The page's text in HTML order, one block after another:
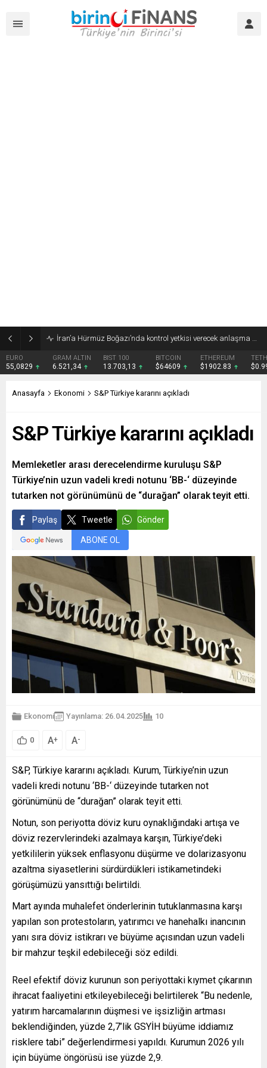
İran’a Hürmüz Boğazı’nda kontrol yetkisi verecek anlaşma masada
EURO
55,0829
GRAM ALTIN
6.521,34
BIST 100
13.703,13
BITCOIN
$64609
ETHEREUM
$1902.83
Anasayfa Ekonomi S&P Türkiye kararını açıkladı
S&P Türkiye kararını açıkladı
Memleketler arası derecelendirme kuruluşu S&P
Türkiye’nin uzun vadeli kredi notunu ‘BB-‘ düzeyinde
tutarken not görünümünü de “durağan” olarak teyit etti.
Paylaş Tweetle Gönder
ABONE OL
Ekonomi Yayınlama: 26.04.2025 10
0 A+ A-
S&P, Türkiye kararını açıkladı. Kurum, Türkiye’nin uzun
vadeli kredi notunu ‘BB-‘ düzeyinde tutarken not
görünümünü de “durağan” olarak teyit etti.
Notun, son periyotta döviz kuru oynaklığındaki artışa ve
döviz rezervlerindeki azalmaya karşın, Türkiye’deki
yetkililerin yüksek enflasyonu düşürme ve dolarizasyonu
azaltma siyasetlerini sürdürdükleri istikametindeki
görüşümüzü yansıttığı belirtildi.
Mart ayında muhalefet önderlerinin tutuklanmasına karşı
yapılan son protestoların, yatırımcı ve hanehalkı inancının
yanı sıra döviz istikrarı ve büyüme açısından uzun vadeli
bir mahzur teşkil edebileceği söz edildi.
Reel efektif döviz kurunun son periyottaki kıymet çıkarının
ihracat faaliyetini etkileyebileceği belirtilerek “Bu nedenle,
yatırım harcamalarının düşmesi ve işsizliğin artması
beklendiğinden, yüzde 2,7’lik GSYİH büyüme iddiamız
risklere tabi” değerlendirmesi yapıldı. Kurumun 2026 yılı
için büyüme öngörüsü ise yüzde 2,9.